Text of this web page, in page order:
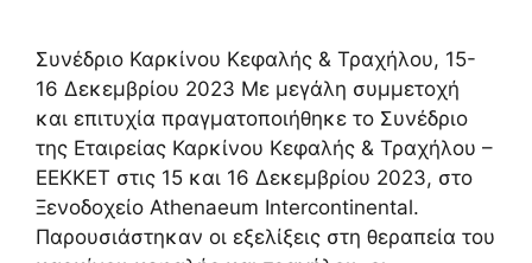
Συνέδριο Καρκίνου Κεφαλής & Τραχήλου, 15-
16 Δεκεμβρίου 2023 Με μεγάλη συμμετοχή
και επιτυχία πραγματοποιήθηκε το Συνέδριο
της Εταιρείας Καρκίνου Κεφαλής & Τραχήλου –
ΕΕΚΚΕΤ στις 15 και 16 Δεκεμβρίου 2023, στο
Ξενοδοχείο Athenaeum Intercontinental.
Παρουσιάστηκαν οι εξελίξεις στη θεραπεία του